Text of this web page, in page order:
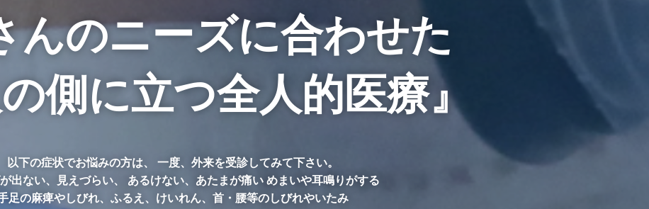
んのニーズに合わせた
の側に立つ全人的医療』
以下の症状でお悩みの方は、
一度、外来を受診してみて下さい。
出ない、見えづらい、 あるけない、 あたまが痛い めまいや耳鳴りがする
足の麻痺やしびれ、ふるえ、 けいれん、首・腰等のしびれやいたみ